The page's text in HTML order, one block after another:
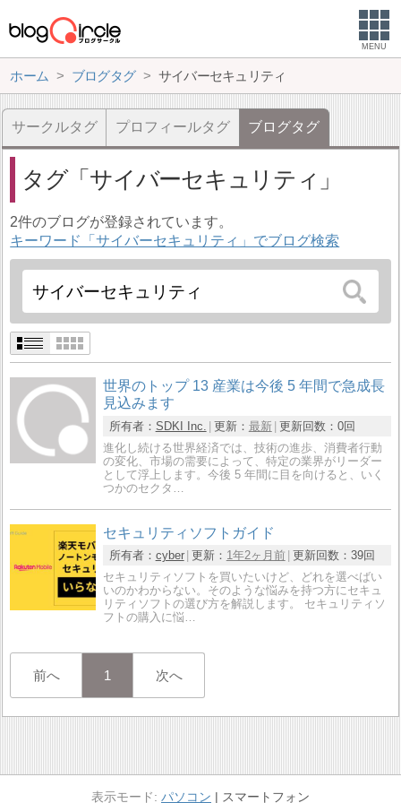
MENU
ホーム ブログタグ サイバーセキュリティ
サークルタグ プロフィールタグ ブログタグ
タグ サイバーセキュリティ
2件のブログが登録されています。
キーワード「サイバーセキュリティ」でブログ検索
世界のトップ 13 産業は今後 5 年間で急成長
見込みます
所有者： SDKI Inc. 更新： 最新 更新回数： 0回
進化し続ける世界経済では、技術の進歩、消費者行動
の変化、市場の需要によって、特定の業界がリーダー
として浮上します。今後 5 年間に目を向けると、いく
つかのセクタ…
セキュリティソフトガイド
所有者： cyber 更新： 1年2ヶ月前 更新回数： 39回
セキュリティソフトを買いたいけど、どれを選べばい
いのかわからない。そのような悩みを持つ方にセキュ
リティソフトの選び方を解説します。 セキュリティソ
フトの購入に悩…
前へ 1 次へ
パソコン スマートフォン